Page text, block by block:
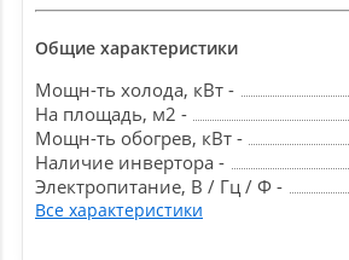
Общие характеристики
Мощн-ть холода, кВт -
На площадь, м2 -
Мощн-ть обогрев, кВт -
Наличие инвертора -
Электропитание, В / Гц / Ф -
Все характеристики